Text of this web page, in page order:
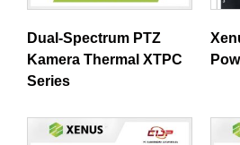
Dual-Spectrum PTZ
Kamera Thermal XTPC
Series